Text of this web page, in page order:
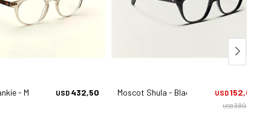
- Mist/tortoise
USD 432,50 Moscot Shula - Black USD152,00
USD380,00